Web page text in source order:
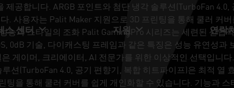
합니다. ARGB 포인트와 첨단 냉각 솔루션(TurboFan
사용자는 Palit Maker 지원으로 3D 프린팅을 통해 쿨러 커
능과 스타일의 조화 Palit GamingPro 시리즈는 세련된 산업
기술, 다이캐스팅 프레임과 같은 특징은 성능 유연성과
게이머, 크리에이터, AI 전문가를 위한 이상적인 선택입니다
(TurboFan 4.0, 공기 편향기, 복합 히트파이프)은 최적 열
을 통해 쿨러 커버를 쉽게 개인화할 수 있습니다. 기능과
스 센터 지원 연락